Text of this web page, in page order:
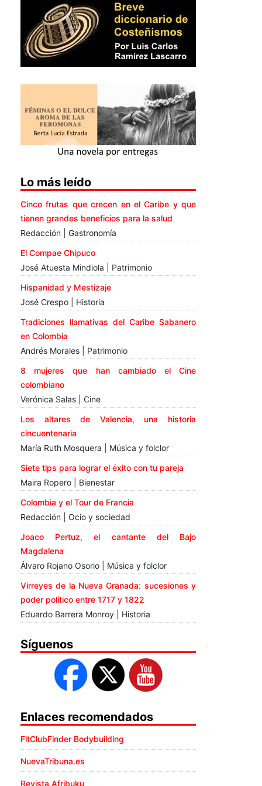
Lo más leído
Cinco frutas que crecen en el Caribe y que
tienen grandes beneficios para la salud
Redacción | Gastronomía
El Compae Chipuco
José Atuesta Mindiola | Patrimonio
Hispanidad y Mestizaje
José Crespo | Historia
Tradiciones llamativas del Caribe Sabanero
en Colombia
Andrés Morales | Patrimonio
8 mujeres que han cambiado el Cine
colombiano
Verónica Salas | Cine
Los altares de Valencia, una historia
cincuentenaria
María Ruth Mosquera | Música y folclor
Siete tips para lograr el éxito con tu pareja
Maira Ropero | Bienestar
Colombia y el Tour de Francia
Redacción | Ocio y sociedad
Joaco Pertuz, el cantante del Bajo
Magdalena
Álvaro Rojano Osorio | Música y folclor
Virreyes de la Nueva Granada: sucesiones y
poder político entre 1717 y 1822
Eduardo Barrera Monroy | Historia
Síguenos
Enlaces recomendados
FitClubFinder Bodybuilding
NuevaTribuna.es
Revista Afribuku